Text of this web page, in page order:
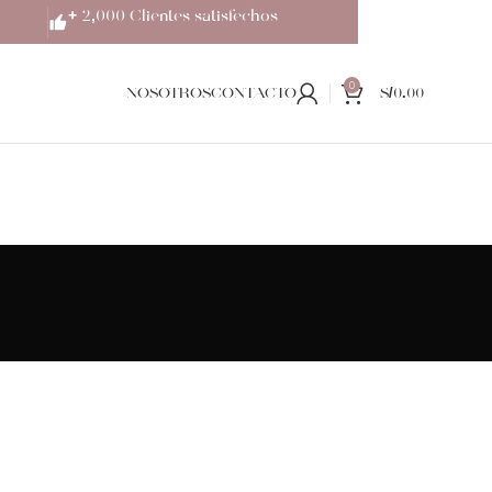
NOSOTROSCONTACTO 0 S/0.00
+ 2,000 Clientes satisfechos